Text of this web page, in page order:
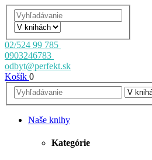
02/524 99 785
0903246783
odbyt@perfekt.sk
Košík 0
Naše knihy
Kategórie